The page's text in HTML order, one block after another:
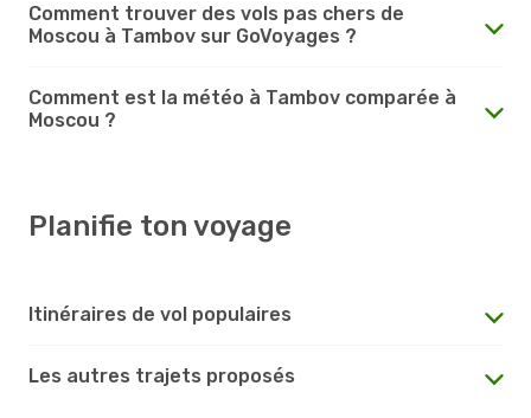
Comment trouver des vols pas chers de
Moscou à Tambov sur GoVoyages ?
Comment est la météo à Tambov comparée à
Moscou ?
Planifie ton voyage
Itinéraires de vol populaires
Les autres trajets proposés